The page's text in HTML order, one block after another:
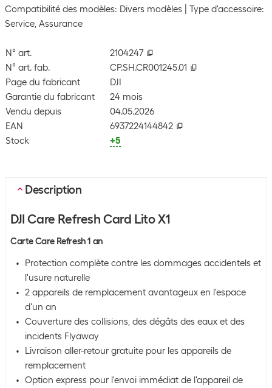
Compatibilité des modèles: Divers modèles
Type d'accessoire:
Service, Assurance
N° art.
2104247
N° art. fab.
CP.SH.CR001245.01
Page du fabricant
DJI
Garantie du fabricant
24 mois
Vendu depuis
04.05.2026
EAN
6937224144842
Stock
+5
Description
DJI Care Refresh Card Lito X1
Carte Care Refresh 1 an
Protection complète contre les dommages accidentels et
l'usure naturelle
2 appareils de remplacement avantageux en l'espace
d'un an
Couverture des collisions, des dégâts des eaux et des
incidents Flyaway
Livraison aller-retour gratuite pour les appareils de
remplacement
Option express pour l'envoi immédiat de l'appareil de